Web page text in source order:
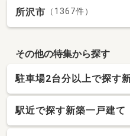
所沢市 （1367件）
その他の特集から探す
駐車場2台分以上で探す
駅近で探す新築一戸建て